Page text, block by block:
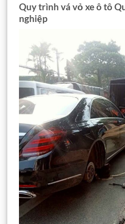
Quy trình vá vỏ xe ô tô
nghiệp